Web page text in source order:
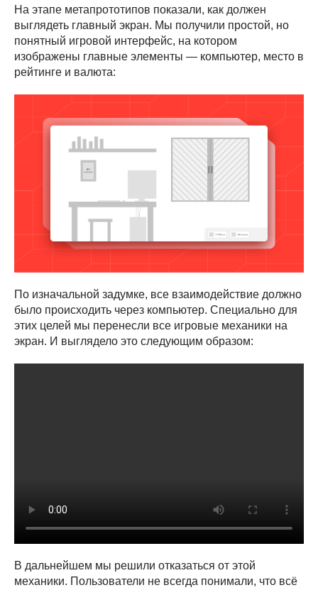
На этапе метапрототипов показали, как должен
выглядеть главный экран. Мы получили простой, но
понятный игровой интерфейс, на котором
изображены главные элементы — компьютер, место в
рейтинге и валюта:
По изначальной задумке, все взаимодействие должно
было происходить через компьютер. Специально для
этих целей мы перенесли все игровые механики на
экран. И выглядело это следующим образом:
В дальнейшем мы решили отказаться от этой
механики. Пользователи не всегда понимали, что всё